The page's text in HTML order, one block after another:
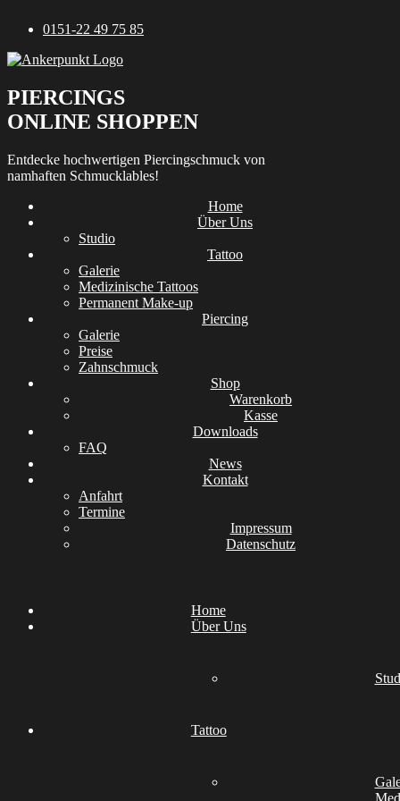
Inhalt
0151-22 49 75 85
PIERCINGS
ONLINE SHOPPEN
Entdecke hochwertigen Piercingschmuck von
namhaften Schmucklables!
Home
Über Uns
Studio
Tattoo
Galerie
Medizinische Tattoos
Permanent Make-up
Piercing
Galerie
Preise
Zahnschmuck
Shop
Warenkorb
Kasse
Downloads
FAQ
News
Kontakt
Anfahrt
Termine
Impressum
Datenschutz
Home
Über Uns
Tattoo